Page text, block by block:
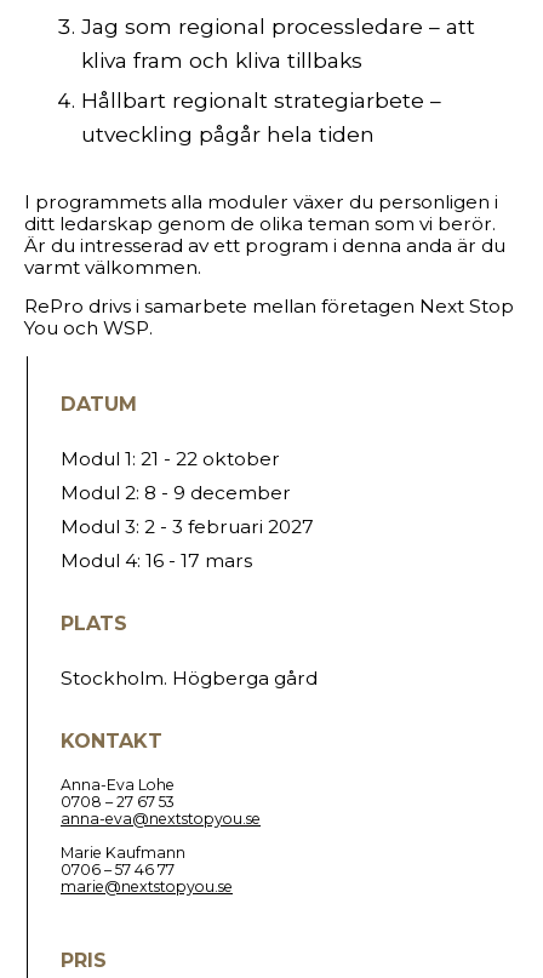
Jag som regional processledare – att
kliva fram och kliva tillbaks
Hållbart regionalt strategiarbete –
utveckling pågår hela tiden
I programmets alla moduler växer du personligen i
ditt ledarskap genom de olika teman som vi berör.
Är du intresserad av ett program i denna anda är du
varmt välkommen.
RePro drivs i samarbete mellan företagen Next Stop
You och WSP.
DATUM
Modul 1: 21 - 22 oktober
Modul 2: 8 - 9 december
Modul 3: 2 - 3 februari 2027
Modul 4: 16 - 17 mars
PLATS
Stockholm. Högberga gård
KONTAKT
Anna-Eva Lohe
0708 – 27 67 53
anna-eva@nextstopyou.se
Marie Kaufmann
0706 – 57 46 77
marie@nextstopyou.se
PRIS